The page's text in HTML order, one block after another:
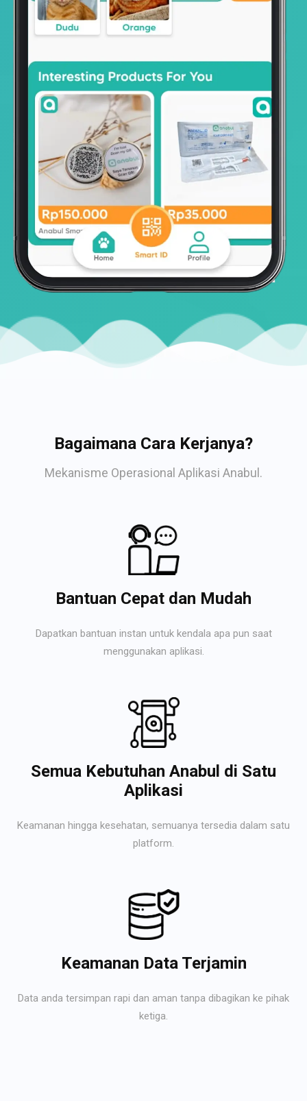
Bagaimana Cara Kerjanya?
Mekanisme Operasional Aplikasi Anabul.
Bantuan Cepat dan Mudah
Dapatkan bantuan instan untuk kendala apa pun saat
menggunakan aplikasi.
Semua Kebutuhan Anabul di Satu
Aplikasi
Keamanan hingga kesehatan, semuanya tersedia dalam satu
platform.
Keamanan Data Terjamin
Data anda tersimpan rapi dan aman tanpa dibagikan ke pihak
ketiga.